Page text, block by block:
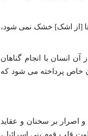
[از اشک] خشک نمی ‌شود،
انسان با انجام گناهان
خاص پرداخته می شود که
اصرار بر سخنان و عقاید
قلب قوم بنی ‌اسرائیل،